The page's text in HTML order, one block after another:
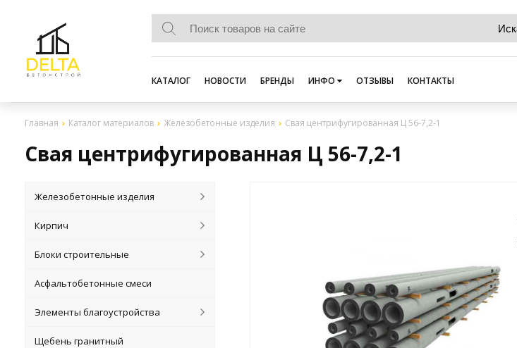
КАТАЛОГ НОВОСТИ БРЕНДЫ ИНФО ОТЗЫВЫ КОНТАКТЫ
Главная Каталог материалов Железобетонные изделия Свая центрифугированная Ц 56-7,2-1
Свая центрифугированная Ц 56-7,2-1
Железобетонные изделия
Кирпич
Блоки строительные
Асфальтобетонные смеси
Элементы благоустройства
Щебень гранитный